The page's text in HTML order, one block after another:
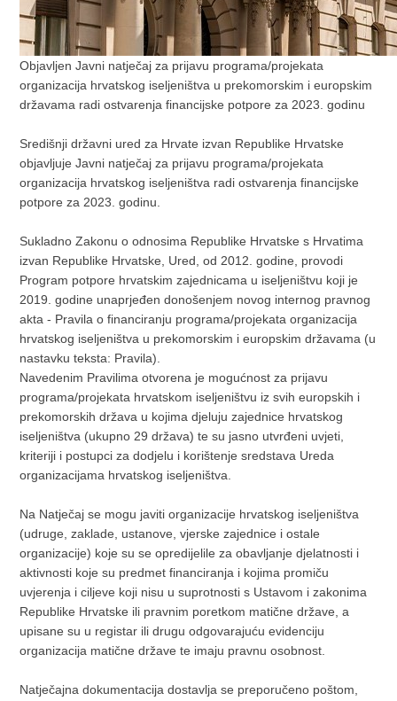
Objavljen Javni natječaj za prijavu programa/projekata
organizacija hrvatskog iseljeništva u prekomorskim i europskim
državama radi ostvarenja financijske potpore za 2023. godinu
Središnji državni ured za Hrvate izvan Republike Hrvatske
objavljuje Javni natječaj za prijavu programa/projekata
organizacija hrvatskog iseljeništva radi ostvarenja financijske
potpore za 2023. godinu.
Sukladno Zakonu o odnosima Republike Hrvatske s Hrvatima
izvan Republike Hrvatske, Ured, od 2012. godine, provodi
Program potpore hrvatskim zajednicama u iseljeništvu koji je
2019. godine unaprjeđen donošenjem novog internog pravnog
akta - Pravila o financiranju programa/projekata organizacija
hrvatskog iseljeništva u prekomorskim i europskim državama (u
nastavku teksta: Pravila).
Navedenim Pravilima otvorena je mogućnost za prijavu
programa/projekata hrvatskom iseljeništvu iz svih europskih i
prekomorskih država u kojima djeluju zajednice hrvatskog
iseljeništva (ukupno 29 država) te su jasno utvrđeni uvjeti,
kriteriji i postupci za dodjelu i korištenje sredstava Ureda
organizacijama hrvatskog iseljeništva.
Na Natječaj se mogu javiti organizacije hrvatskog iseljeništva
(udruge, zaklade, ustanove, vjerske zajednice i ostale
organizacije) koje su se opredijelile za obavljanje djelatnosti i
aktivnosti koje su predmet financiranja i kojima promiču
uvjerenja i ciljeve koji nisu u suprotnosti s Ustavom i zakonima
Republike Hrvatske ili pravnim poretkom matične države, a
upisane su u registar ili drugu odgovarajuću evidenciju
organizacija matične države te imaju pravnu osobnost.
Natječajna dokumentacija dostavlja se preporučeno poštom,